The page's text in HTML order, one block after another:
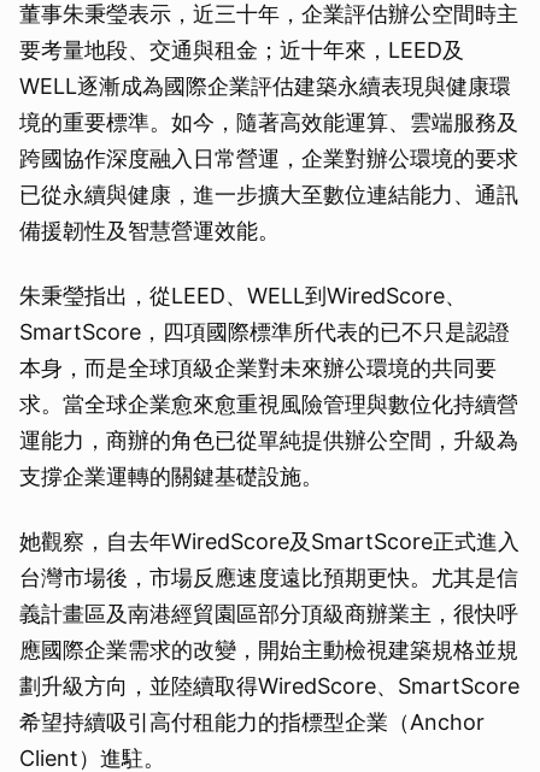
董事朱秉瑩表示，近三十年，企業評估辦公空間時主
要考量地段、交通與租金；近十年來，LEED及
WELL逐漸成為國際企業評估建築永續表現與健康環
境的重要標準。如今，隨著高效能運算、雲端服務及
跨國協作深度融入日常營運，企業對辦公環境的要求
已從永續與健康，進一步擴大至數位連結能力、通訊
備援韌性及智慧營運效能。
朱秉瑩指出，從LEED、WELL到WiredScore、
SmartScore，四項國際標準所代表的已不只是認證
本身，而是全球頂級企業對未來辦公環境的共同要
求。當全球企業愈來愈重視風險管理與數位化持續營
運能力，商辦的角色已從單純提供辦公空間，升級為
支撐企業運轉的關鍵基礎設施。
她觀察，自去年WiredScore及SmartScore正式進入
台灣市場後，市場反應速度遠比預期更快。尤其是信
義計畫區及南港經貿園區部分頂級商辦業主，很快呼
應國際企業需求的改變，開始主動檢視建築規格並規
劃升級方向，並陸續取得WiredScore、SmartScore
希望持續吸引高付租能力的指標型企業（Anchor
Client）進駐。